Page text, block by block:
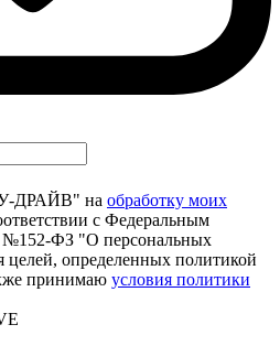
ДРАЙВ" на обработку моих
с Федеральным
№152-ФЗ "О персональных
целей, определенных политикой
принимаю условия политики